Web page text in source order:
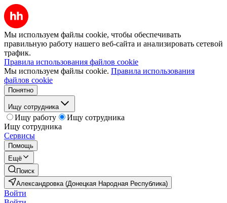
Мы используем файлы cookie, чтобы обеспечивать
правильную работу нашего веб-сайта и анализировать сетевой
трафик.
Правила использования файлов cookie
Мы используем файлы cookie. Правила использования
файлов cookie
Понятно
Ищу сотрудника
Ищу работу
Ищу сотрудника
Ищу сотрудника
Сервисы
Помощь
Ещё
Поиск
Александровка (Донецкая Народная Республика)
Войти